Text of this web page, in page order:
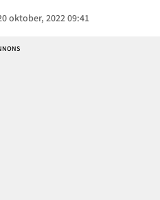
oktober, 2022 09:41